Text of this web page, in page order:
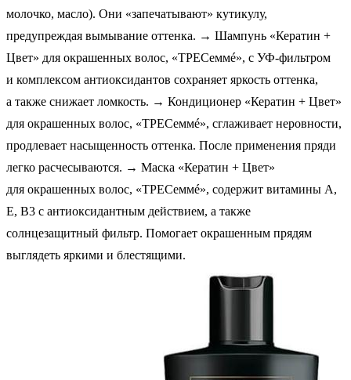
молочко, масло). Они «запечатывают» кутикулу,
предупреждая вымывание оттенка. → Шампунь «Кератин +
Цвет» для окрашенных волос, «ТРЕСеммé», с УФ-фильтром
и комплексом антиоксидантов сохраняет яркость оттенка,
а также снижает ломкость. → Кондиционер «Кератин + Цвет»
для окрашенных волос, «ТРЕСеммé», сглаживает неровности,
продлевает насыщенность оттенка. После применения пряди
легко расчесываются. → Маска «Кератин + Цвет»
для окрашенных волос, «ТРЕСеммé», содержит витамины А,
Е, В3 с антиоксидантным действием, а также
солнцезащитный фильтр. Помогает окрашенным прядям
выглядеть яркими и блестящими.